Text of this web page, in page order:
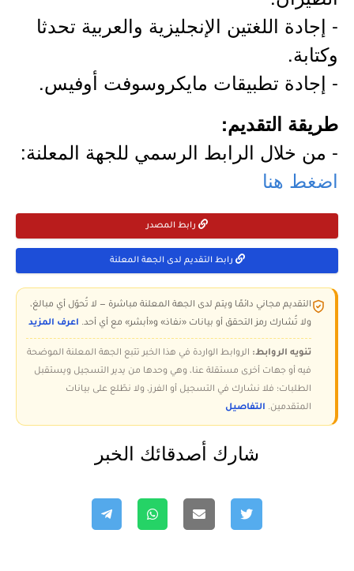
- إجادة اللغتين الإنجليزية والعربية تحدثا
وكتابة.
- إجادة تطبيقات مايكروسوفت أوفيس.
طريقة التقديم:
- من خلال الرابط الرسمي للجهة المعلنة:
اضغط هنا
رابط المصدر
رابط التقديم لدى الجهة المعلنة
التقديم مجاني دائمًا ويتم لدى الجهة المعلنة مباشرة — لا تُحوّل أي مبالغ،
ولا تُشارك رمز التحقق أو بيانات «نفاذ» و«أبشر» مع أي أحد. اعرف المزيد
تنويه الروابط: الروابط الواردة في هذا الخبر تتبع الجهة المعلنة الموضحة
فيه أو جهات أخرى مستقلة عنا، وهي وحدها من يدير التسجيل ويستقبل
الطلبات؛ فلا نشارك في التسجيل أو الفرز، ولا نطّلع على بيانات
المتقدمين. التفاصيل
شارك أصدقائك الخبر